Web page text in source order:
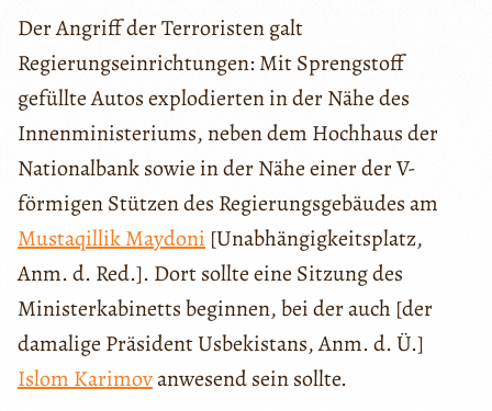
Der Angriff der Terroristen galt
Regierungseinrichtungen: Mit Sprengstoff
gefüllte Autos explodierten in der Nähe des
Innenministeriums, neben dem Hochhaus der
Nationalbank sowie in der Nähe einer der V-
förmigen Stützen des Regierungsgebäudes am
Mustaqillik Maydoni [Unabhängigkeitsplatz,
Anm. d. Red.]. Dort sollte eine Sitzung des
Ministerkabinetts beginnen, bei der auch [der
damalige Präsident Usbekistans, Anm. d. Ü.]
Islom Karimovanwesend sein sollte.